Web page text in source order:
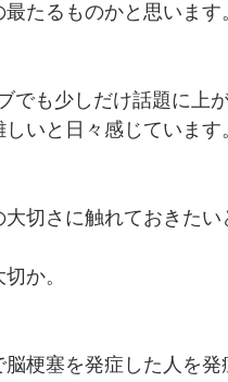
最たるものかと思います
でも少しだけ話題に上
いと日々感じています
大切さに触れておきたい
か。
梗塞を発症した人を